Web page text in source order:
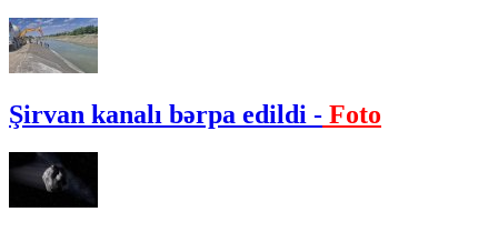
Şirvan kanalı bərpa edildi - Foto